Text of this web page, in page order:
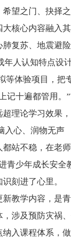
望之门、抉择
核心内容融入
复苏、地震避
年人认知特点
体验项目，把
记十遍都管用
理论学习效果
入心、润物无声
站不稳，在老
青少年成长安
刻进了心里。
教学内容，是
涉及预防灾祸
入课程体系，